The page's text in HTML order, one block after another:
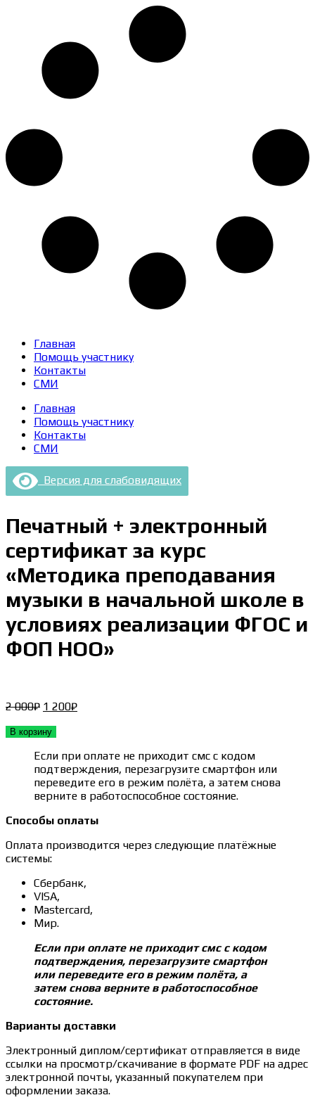
Главная
Помощь участнику
Контакты
СМИ
Главная
Помощь участнику
Контакты
СМИ
Версия для слабовидящих
Печатный + электронный
сертификат за курс
«Методика преподавания
музыки в начальной школе в
условиях реализации ФГОС и
ФОП НОО»
2 000₽ Первоначальная
составляла
1 200₽Текущая
В корзину
Если при оплате не приходит смс с кодом
подтверждения, перезагрузите смартфон или
переведите его в режим полёта, а затем снова
верните в работоспособное состояние.
Способы оплаты
Оплата производится через следующие платёжные
системы:
Сбербанк,
VISA,
Mastercard,
Мир.
Если при оплате не приходит смс с кодом
подтверждения, перезагрузите смартфон
или переведите его в режим полёта, а
затем снова верните в работоспособное
состояние.
Варианты доставки
Электронный диплом/сертификат отправляется в виде
ссылки на просмотр/скачивание в формате PDF на адрес
электронной почты, указанный покупателем при
оформлении заказа.